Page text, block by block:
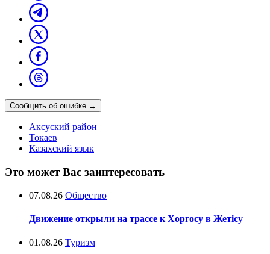
Сообщить об ошибке →
Аксуский район
Токаев
Казахский язык
Это может Вас заинтересовать
07.08.26 Общество
Движение открыли на трассе к Хоргосу в Жетісу
01.08.26 Туризм